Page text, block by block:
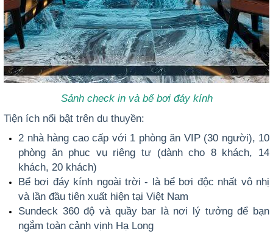
Sảnh check in và bể bơi đáy kính
Tiện ích nổi bật trên du thuyền:
2 nhà hàng cao cấp với 1 phòng ăn VIP (30 người), 10
phòng ăn phục vụ riêng tư (dành cho 8 khách, 14
khách, 20 khách)
Bể bơi đáy kính ngoài trời - là bể bơi độc nhất vô nhị
và lần đầu tiên xuất hiện tại Việt Nam
Sundeck 360 độ và quầy bar là nơi lý tưởng để bạn
ngắm toàn cảnh vịnh Hạ Long